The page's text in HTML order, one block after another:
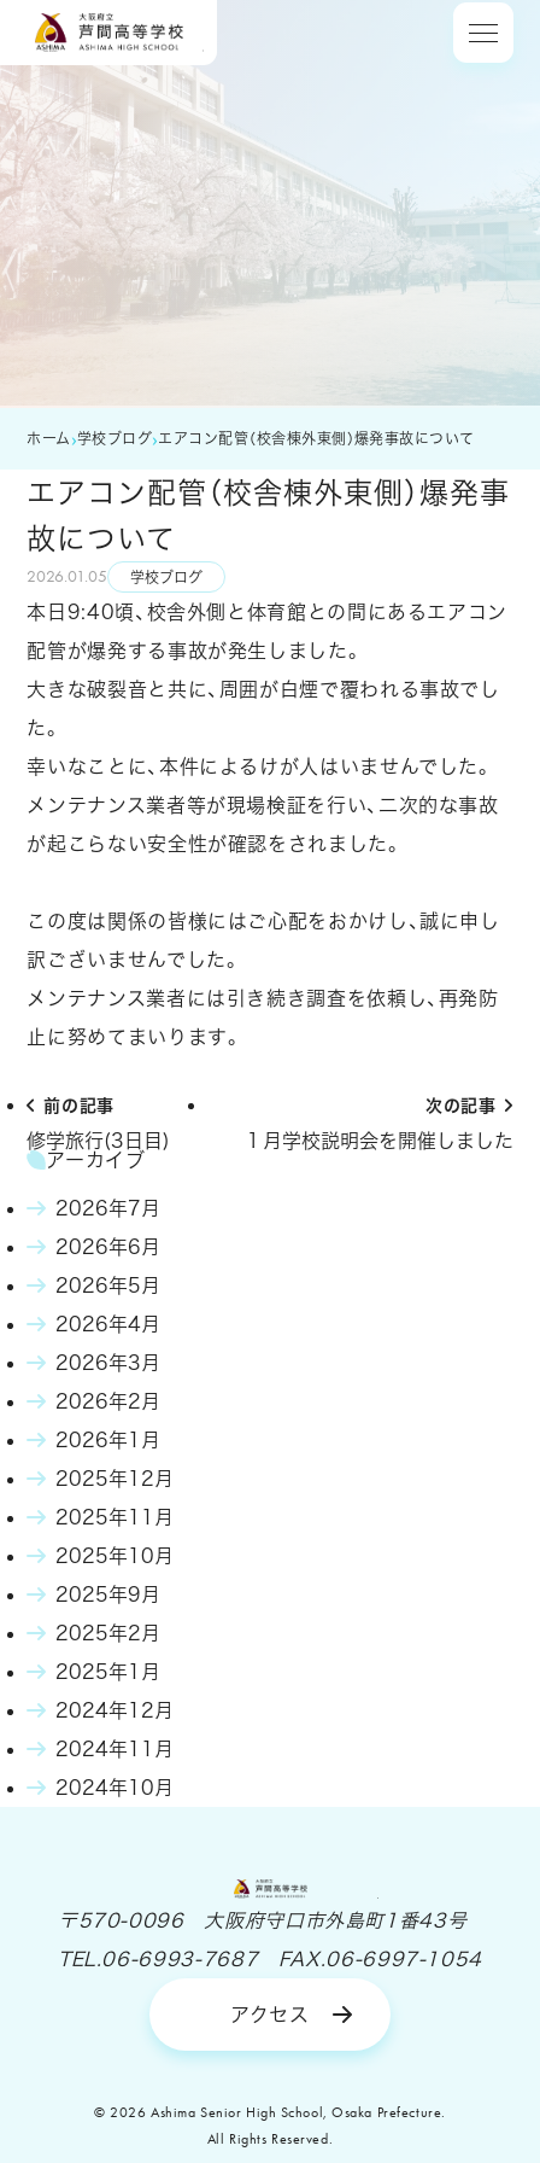
大阪府立 芦間高等
ホーム ›学校ブログ› エアコン配管（校舎棟外東側）爆発事故について
エアコン配管（校舎棟外東側）爆発事
故について
2026.01.05 学校ブログ
本日9:40頃、校舎外側と体育館との間にあるエアコン
配管が爆発する事故が発生しました。
大きな破裂音と共に、周囲が白煙で覆われる事故でし
た。
幸いなことに、本件によるけが人はいませんでした。
メンテナンス業者等が現場検証を行い、二次的な事故
が起こらない安全性が確認をされました。
この度は関係の皆様にはご心配をおかけし、誠に申し
訳ございませんでした。
メンテナンス業者には引き続き調査を依頼し、再発防
止に努めてまいります。
前の記事
修学旅行(3日目)
次の記事
１月学校説明会を開催しました
アーカイブ
2026年7月
2026年6月
2026年5月
2026年4月
2026年3月
2026年2月
2026年1月
2025年12月
2025年11月
2025年10月
2025年9月
2025年2月
2025年1月
2024年12月
2024年11月
2024年10月
〒570-0096 大阪府守口市外島町1番43号
TEL.06-6993-7687 FAX.06-6997-1054
アクセス
© 2026 Ashima Senior High School, Osaka Prefecture.
All Rights Reserved.